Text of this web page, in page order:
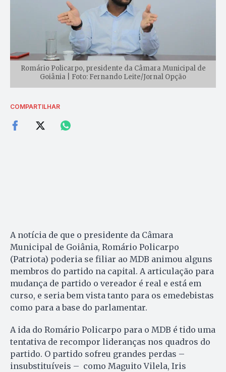
Romário Policarpo, presidente da Câmara Municipal de
Goiânia | Foto: Fernando Leite/Jornal Opção
COMPARTILHAR
A notícia de que o presidente da Câmara
Municipal de Goiânia, Romário Policarpo
(Patriota) poderia se filiar ao MDB animou alguns
membros do partido na capital. A articulação para
mudança de partido o vereador é real e está em
curso, e seria bem vista tanto para os emedebistas
como para a base do parlamentar.
A ida do Romário Policarpo para o MDB é tido uma
tentativa de recompor lideranças nos quadros do
partido. O partido sofreu grandes perdas –
insubstituíveis – como Maguito Vilela, Iris